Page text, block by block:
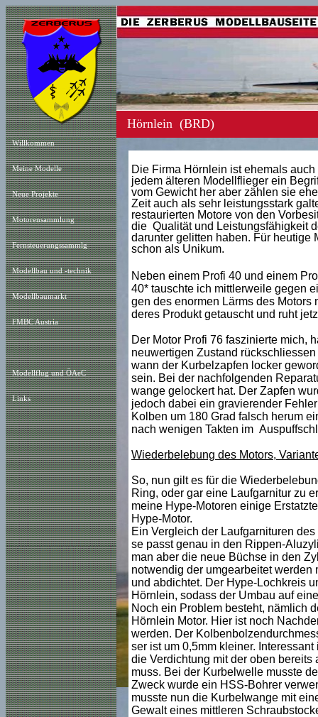
Willkommen
Meine Modelle
Neue Projekte
Motorensammlung
Fernsteuerungssammlg
Modellbau und -technik
Modellbaumarkt
FMBC Austria
Modellflug und ÖAeC
Links
Hörnlein (BRD)
Die Firma Hörnlein ist ehemals
jedem älteren Modellflieger ein
vom Gewicht her aber zählen sie
Zeit auch als sehr leistungsstark
restaurierten Motore von den
die Qualität und Leistungsfähigkeit
darunter gelitten haben. Für heutige
schon als Unikum.
Neben einem Profi 40 und einem
40* tauschte ich mittlerweile gegen
gen des enormen Lärms des
deres Produkt getauscht und ruht
Der Motor Profi 76 faszinierte mich,
neuwertigen Zustand
wann der Kurbelzapfen locker
sein. Bei der nachfolgenden
wange gelockert hat. Der Zapfen
jedoch dabei ein gravierender
Kolben um 180 Grad falsch herum
nach wenigen Takten im
Wiederbelebung des Motors,
So, nun gilt es für die
Ring, oder gar eine Laufgarnitur zu
meine Hype-Motoren einige
Hype-Motor.
Ein Vergleich der Laufgarnituren
se passt genau in den Rippen-
man aber die neue Büchse in den
notwendig der umgearbeitet
und abdichtet. Der Hype-Lochkreis
Hörnlein, sodass der Umbau auf
Noch ein Problem besteht, nämlich
Hörnlein Motor. Hier ist noch
werden. Der
ser ist um 0,5mm kleiner.
die Verdichtung mit der oben
muss. Bei der Kurbelwelle musste
Zweck wurde ein HSS-Bohrer
musste nun die Kurbelwange mit
Gewalt eines mittleren